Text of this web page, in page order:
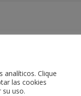
analíticos. Clique
las cookies
su uso.